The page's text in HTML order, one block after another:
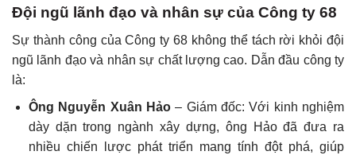
Đội ngũ lãnh đạo và nhân sự của Công ty 68
Sự thành công của Công ty 68 không thể tách rời khỏi đội
ngũ lãnh đạo và nhân sự chất lượng cao. Dẫn đầu công ty
là:
Ông Nguyễn Xuân Hảo– Giám đốc: Với kinh nghiệm
dày dặn trong ngành xây dựng, ông Hảo đã đưa ra
nhiều chiến lược phát triển mang tính đột phá, giúp